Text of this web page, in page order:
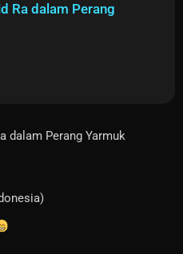
Ra dalam Perang
dalam Perang Yarmuk